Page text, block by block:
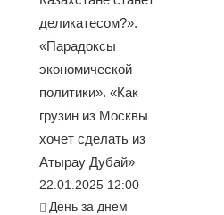
деликатесом?».
«Парадоксы
экономической
политики». «Как
грузин из Москвы
хочет сделать из
Атырау Дубай»
22.01.2025 12:00
День за днем